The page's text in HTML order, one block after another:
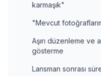
karmaşık"
"Mevcut
Aşırı düzenleme ve
gösterme
Lansman sonrası